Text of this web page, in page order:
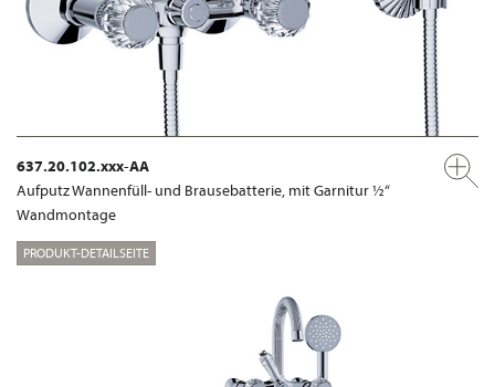
637.20.102.xxx-AA
Aufputz Wannenfüll- und Brausebatterie, mit Garnitur ½“
Wandmontage
PRODUKT-DETAILSEITE